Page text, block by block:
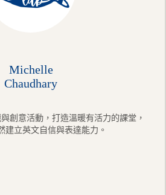
Michelle
Chaudhary
創意活動，打造溫暖有活力的課堂，
建立英文自信與表達能力。